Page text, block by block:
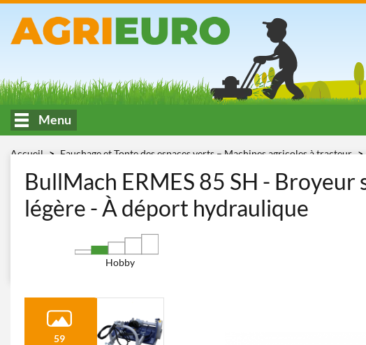
Menu
Accueil Fauchage et Tonte des espaces verts – Machines agricoles à tracteur
BullMach ERMES 85 SH -
légère - À déport hydraulique
Hobby
59